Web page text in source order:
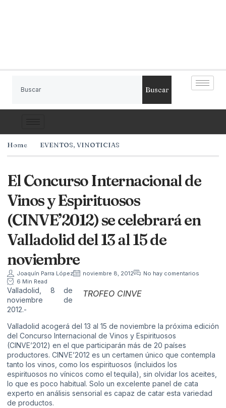
Buscar
Home EVENTOS, VINOTICIAS
El Concurso Internacional de
Vinos y Espirituosos
(CINVE’2012) se celebrará en
Valladolid del 13 al 15 de
noviembre
Joaquín Parra López noviembre 8, 2012
No hay comentarios
6 Min Read
TROFEO CINVE
Valladolid, 8 de
noviembre de
2012.-
Valladolid acogerá del 13 al 15 de noviembre la próxima edición
del Concurso Internacional de Vinos y Espirituosos
(CINVE’2012) en el que participarán más de 20 países
productores. CINVE’2012 es un certamen único que contempla
tanto los vinos, como los espirituosos (incluidos los
espirituosos no vínicos como el tequila), sin olvidar los aceites,
lo que es poco habitual. Solo un excelente panel de cata
experto en análisis sensorial es capaz de catar esta variedad
de productos.